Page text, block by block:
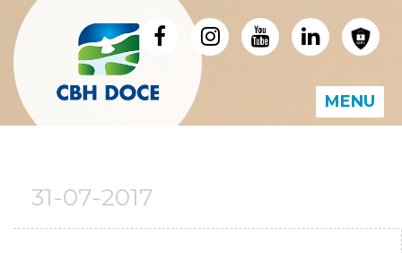
MENU
31-07-2017